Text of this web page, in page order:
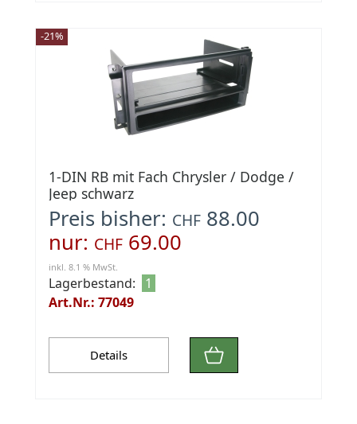
-21%
1-DIN RB mit Fach Chrysler / Dodge /
Jeep schwarz
Preis bisher: CHF 88.00
nur: CHF 69.00
inkl. 8.1 % MwSt.
Lagerbestand:
1
Art.Nr.: 77049
Details